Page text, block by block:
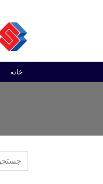
خانه